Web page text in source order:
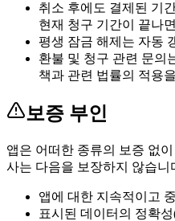
취소 후에도 결제된 기
현재 청구 기간이 끝나
평생 잠금 해제는 자동
환불 및 청구 관련 문의
책과 관련 법률의 적용
보증 부인
앱은 어떠한 종류의 보증 없
사는 다음을 보장하지 않습니
앱에 대한 지속적이고
표시된 데이터의 정확